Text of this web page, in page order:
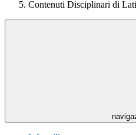
Contenuti Disciplinari di